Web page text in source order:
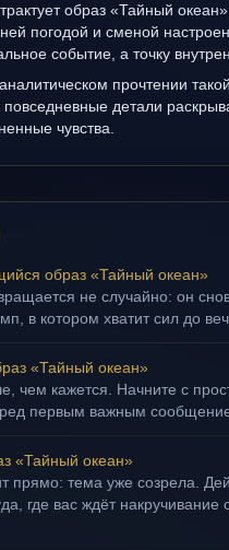
образ «Тайный
погодой и сменой
событие, а точку
прочтении
повседневные детали
чувства.
образ «Тайный океан»
не случайно: он
в котором хватит сил до
«Тайный океан»
чем кажется. Начните с
первым важным
«Тайный океан»
прямо: тема уже созрела.
где вас ждёт накручивание